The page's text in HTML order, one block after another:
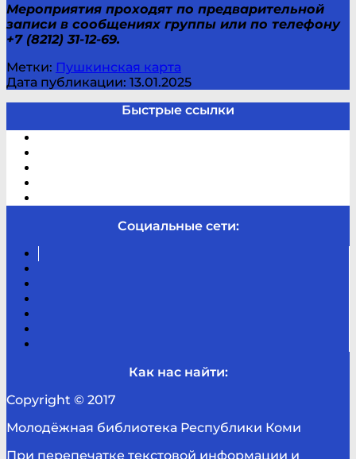
Мероприятия проходят по предварительной
записи в сообщениях группы или по телефону
+7 (8212) 31-12-69.
Метки: Пушкинская карта
Дата публикации: 13.01.2025
Быстрые ссылки
Социальные сети:
Как нас найти:
Copyright © 2017
Молодёжная библиотека Республики Коми
При перепечатке текстовой информации и